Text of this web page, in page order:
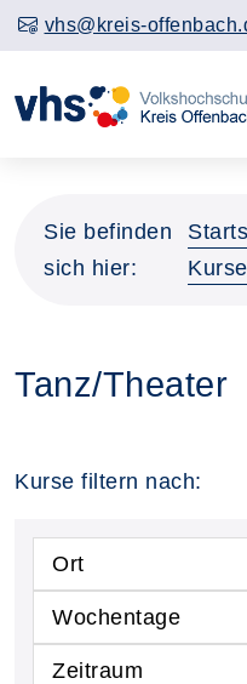
vhs@kreis-
Sie befinden
sich hier:
Kurse
Tanz/Theater
Kurse filtern nach:
Ort
Wochentage
Zeitraum